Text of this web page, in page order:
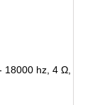
18000 hz, 4 Ω,